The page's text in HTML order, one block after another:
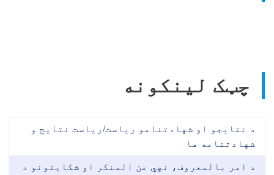
چټک لینکونه
د نتایجو او شهادتنامو ریاست/ریاست نتایج و
شهادتنامه ها
د امر بالمعروف، نهي عن المنکر او شکایتونو د